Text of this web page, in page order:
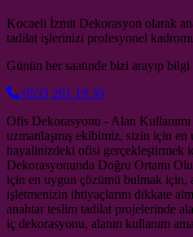
Kocaeli İzmit Dekorasyon olarak
tadilat işlerinizi profesyonel
Günün her saatinde bizi arayıp
0533 261 19 39
Ofis Dekorasyonu - Alan
uzmanlaşmış ekibimiz, sizin için
hayalinizdeki ofisi gerçekleştirmek
Dekorasyonunda Doğru Ortamı
için en uygun çözümü bulmak için,
işletmenizin ihtiyaçlarını dikkate
anahtar teslim tadilat projelerinde
iç dekorasyonu, alanın kullanım